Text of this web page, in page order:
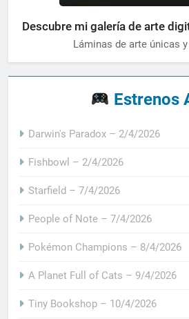
Descubre mi galería de arte
Láminas de arte únicas
Estrenos
Darwin's Paradox – 2/4/2026
Fishbowl – 2/4/2026
Starfield – 7/4/2026
People of Note – 7/4/2026
Pokémon Champions – 8/4/2026
A Planet Full of Cats – 9/4/2026
Tiny Bookshop – 10/4/2026